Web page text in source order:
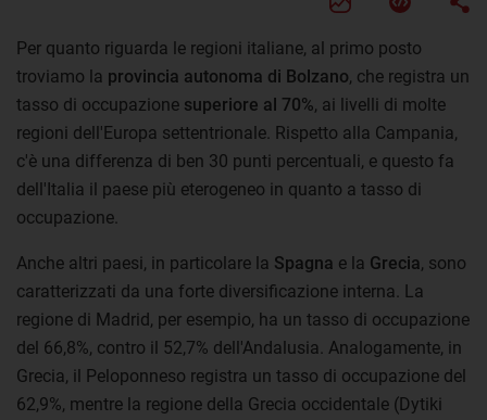
Per quanto riguarda le regioni italiane, al primo posto
troviamo la provincia autonoma di Bolzano, che registra un
tasso di occupazione superiore al 70%, ai livelli di molte
regioni dell'Europa settentrionale. Rispetto alla Campania,
c'è una differenza di ben 30 punti percentuali, e questo fa
dell'Italia il paese più eterogeneo in quanto a tasso di
occupazione.
Anche altri paesi, in particolare la Spagna e la Grecia, sono
caratterizzati da una forte diversificazione interna. La
regione di Madrid, per esempio, ha un tasso di occupazione
del 66,8%, contro il 52,7% dell'Andalusia. Analogamente, in
Grecia, il Peloponneso registra un tasso di occupazione del
62,9%, mentre la regione della Grecia occidentale (Dytiki